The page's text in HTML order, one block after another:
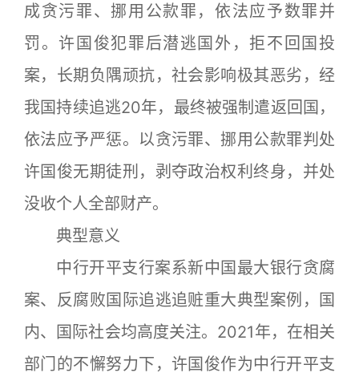
成贪污罪、挪用公款罪，依法应予数罪并
罚。许国俊犯罪后潜逃国外，拒不回国投
案，长期负隅顽抗，社会影响极其恶劣，经
我国持续追逃20年，最终被强制遣返回国，
依法应予严惩。以贪污罪、挪用公款罪判处
许国俊无期徒刑，剥夺政治权利终身，并处
没收个人全部财产。
典型意义
中行开平支行案系新中国最大银行贪腐
案、反腐败国际追逃追赃重大典型案例，国
内、国际社会均高度关注。2021年，在相关
部门的不懈努力下，许国俊作为中行开平支